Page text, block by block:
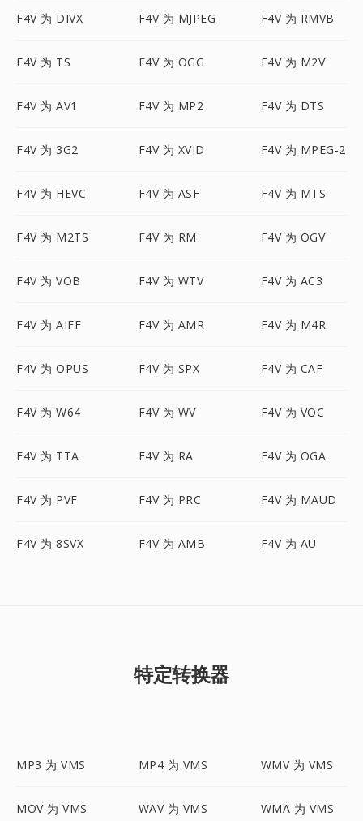
F4V 为 DIVX F4V 为 MJPEG F4V 为 RMVB
F4V 为 TS F4V 为 OGG F4V 为 M2V
F4V 为 AV1 F4V 为 MP2 F4V 为 DTS
F4V 为 3G2 F4V 为 XVID F4V 为 MPEG-2
F4V 为 HEVC F4V 为 ASF F4V 为 MTS
F4V 为 M2TS F4V 为 RM F4V 为 OGV
F4V 为 VOB F4V 为 WTV F4V 为 AC3
F4V 为 AIFF F4V 为 AMR F4V 为 M4R
F4V 为 OPUS F4V 为 SPX F4V 为 CAF
F4V 为 W64 F4V 为 WV F4V 为 VOC
F4V 为 TTA F4V 为 RA F4V 为 OGA
F4V 为 PVF F4V 为 PRC F4V 为 MAUD
F4V 为 8SVX F4V 为 AMB F4V 为 AU
特定转换器
MP3 为 VMS MP4 为 VMS WMV 为 VMS
MOV 为 VMS WAV 为 VMS WMA 为 VMS